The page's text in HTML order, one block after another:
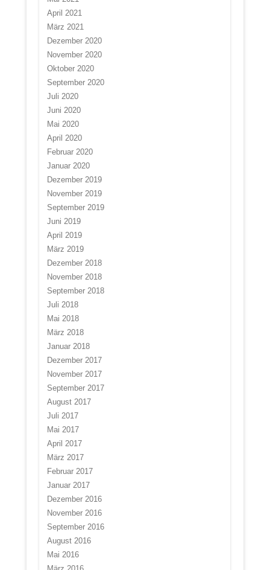
April 2021
März 2021
Dezember 2020
November 2020
Oktober 2020
September 2020
Juli 2020
Juni 2020
Mai 2020
April 2020
Februar 2020
Januar 2020
Dezember 2019
November 2019
September 2019
Juni 2019
April 2019
März 2019
Dezember 2018
November 2018
September 2018
Juli 2018
Mai 2018
März 2018
Januar 2018
Dezember 2017
November 2017
September 2017
August 2017
Juli 2017
Mai 2017
April 2017
März 2017
Februar 2017
Januar 2017
Dezember 2016
November 2016
September 2016
August 2016
Mai 2016
März 2016